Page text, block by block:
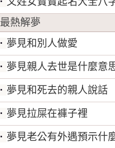
最熱解夢
夢見和別人做愛
夢見親人去世是什麼意
夢見和死去的親人說話
夢見拉屎在褲子裡
夢見老公有外遇預示什